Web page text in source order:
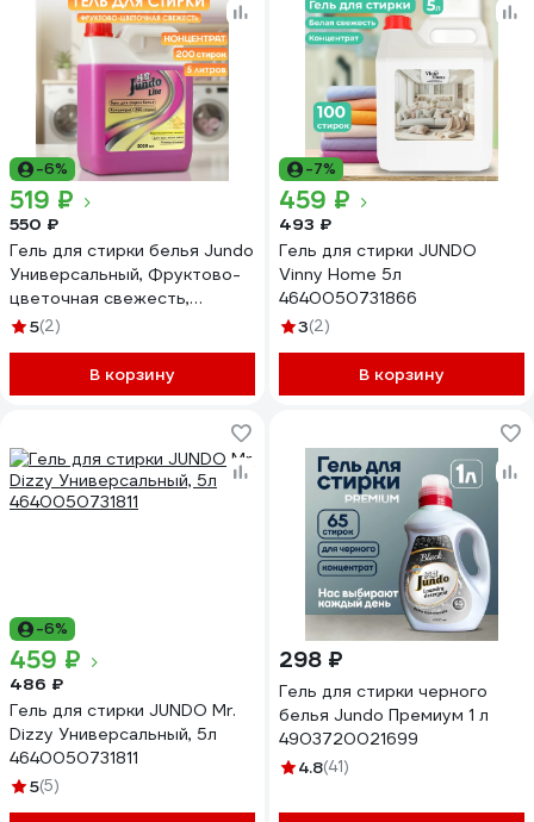
-6%
519 ₽
550 ₽
Гель для стирки белья Jundo
Универсальный, Фруктово-
цветочная свежесть,
концентрированный 5 л
5(2)
В корзину
-7%
459 ₽
493 ₽
Гель для стирки JUNDO
Vinny Home 5л
4640050731866
3(2)
В корзину
-6%
459 ₽
486 ₽
Гель для стирки JUNDO Mr.
Dizzy Универсальный, 5л
4640050731811
5(5)
298 ₽
Гель для стирки черного
белья Jundo Премиум 1 л
4903720021699
4.8(41)